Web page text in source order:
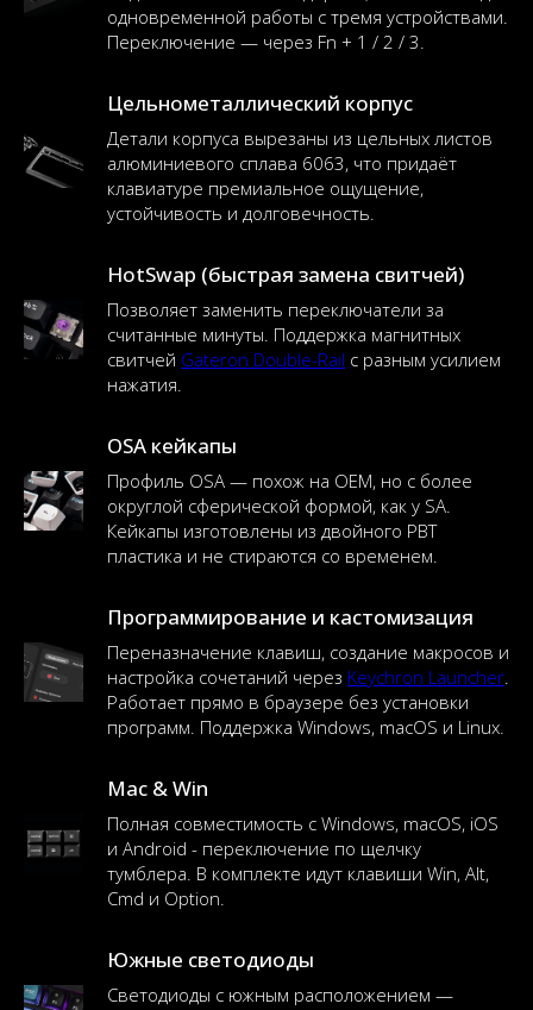
одновременной работы с тремя устройствами.
Переключение — через Fn + 1 / 2 / 3.
Цельнометаллический корпус
Детали корпуса вырезаны из цельных листов
алюминиевого сплава 6063, что придаёт
клавиатуре премиальное ощущение,
устойчивость и долговечность.
HotSwap (быстрая замена свитчей)
Позволяет заменить переключатели за
считанные минуты. Поддержка магнитных
свитчей Gateron Double-Rail с разным усилием
нажатия.
OSA кейкапы
Профиль OSA — похож на OEM, но с более
округлой сферической формой, как у SA.
Кейкапы изготовлены из двойного PBT
пластика и не стираются со временем.
Программирование и кастомизация
Переназначение клавиш, создание макросов и
настройка сочетаний через Keychron Launcher.
Работает прямо в браузере без установки
программ. Поддержка Windows, macOS и Linux.
Mac & Win
Полная совместимость с Windows, macOS, iOS
и Android - переключение по щелчку
тумблера. В комплекте идут клавиши Win, Alt,
Cmd и Option.
Южные светодиоды
Светодиоды с южным расположением —